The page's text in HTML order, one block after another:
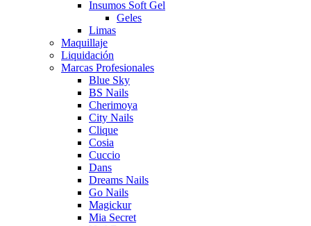
Insumos Soft Gel
Geles
Limas
Maquillaje
Liquidación
Marcas Profesionales
Blue Sky
BS Nails
Cherimoya
City Nails
Clique
Cosia
Cuccio
Dans
Dreams Nails
Go Nails
Magickur
Mia Secret